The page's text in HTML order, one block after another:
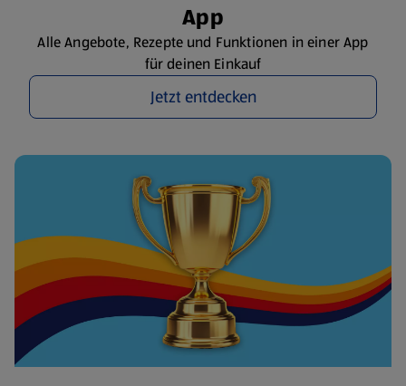
App
Alle Angebote, Rezepte und Funktionen in einer App
für deinen Einkauf
Jetzt entdecken